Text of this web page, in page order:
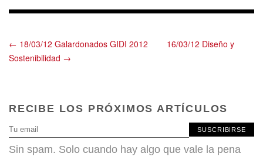
← 18/03/12 Galardonados GIDI 2012
16/03/12 Diseño y
Sostenibilidad →
RECIBE LOS PRÓXIMOS ARTÍCULOS
SUSCRIBIRSE
Sin spam. Solo cuando hay algo que vale la pena